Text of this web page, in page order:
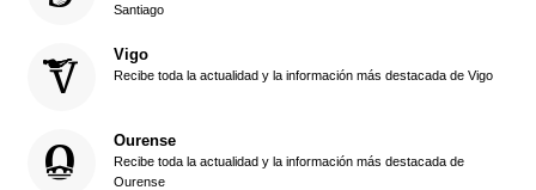
Santiago
Vigo
Recibe toda la actualidad y la información más destacada de Vigo
Ourense
Recibe toda la actualidad y la información más destacada de
Ourense